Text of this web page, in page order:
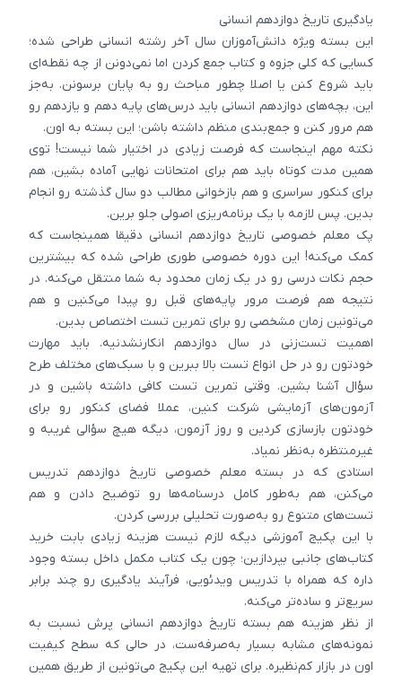
یادگیری تاریخ دوازدهم انسانی
این بسته ویژه دانش‌آموزان سال آخر رشته انسانی طراحی شده؛
کسایی که کلی جزوه و کتاب جمع کردن اما نمی‌دونن از چه نقطه‌ای
باید شروع کنن یا اصلا چطور مباحث رو به پایان برسونن. به‌جز
این، بچه‌های دوازدهم انسانی باید درس‌های پایه دهم و یازدهم رو
هم مرور کنن و جمع‌بندی منظم داشته باشن؛ این بسته به اون.
نکته مهم اینجاست که فرصت زیادی در اختیار شما نیست! توی
همین مدت کوتاه باید هم برای امتحانات نهایی آماده بشین، هم
برای کنکور سراسری و هم بازخوانی مطالب دو سال گذشته رو انجام
بدین. پس لازمه با یک برنامه‌ریزی اصولی جلو برین.
پک معلم خصوصی تاریخ دوازدهم انسانی دقیقا همینجاست که
کمک می‌کنه! این دوره خصوصی طوری طراحی شده که بیشترین
حجم نکات درسی رو در یک زمان محدود به شما منتقل می‌کنه. در
نتیجه هم فرصت مرور پایه‌های قبل رو پیدا می‌کنین و هم
می‌تونین زمان مشخصی رو برای تمرین تست اختصاص بدین.
اهمیت تست‌زنی در سال دوازدهم انکارنشدنیه. باید مهارت
خودتون رو در حل انواع تست بالا ببرین و با سبک‌های مختلف طرح
سؤال آشنا بشین. وقتی تمرین تست کافی داشته باشین و در
آزمون‌های آزمایشی شرکت کنین، عملا فضای کنکور رو برای
خودتون بازسازی کردین و روز آزمون، دیگه هیچ سؤالی غریبه و
غیرمنتظره به‌نظر نمیاد.
استادی که در بسته معلم خصوصی تاریخ دوازدهم تدریس
می‌کنن، هم به‌طور کامل درسنامه‌ها رو توضیح دادن و هم
تست‌های متنوع رو به‌صورت تحلیلی بررسی کردن.
با این پکیج آموزشی دیگه لازم نیست هزینه زیادی بابت خرید
کتاب‌های جانبی بپردازین؛ چون یک کتاب مکمل داخل بسته وجود
داره که همراه با تدریس ویدئویی، فرآیند یادگیری رو چند برابر
سریع‌تر و ساده‌تر می‌کنه.
از نظر هزینه هم بسته تاریخ دوازدهم انسانی پرش نسبت به
نمونه‌های مشابه بسیار به‌صرفه‌ست، در حالی که سطح کیفیت
اون در بازار کم‌نظیره. برای تهیه این پکیج می‌تونین از طریق همین